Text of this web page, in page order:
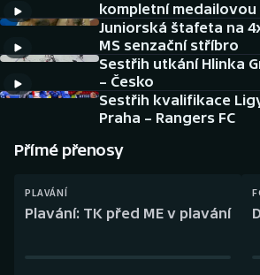
Cyklistika
DALŠÍ SPORTY
Americký fotbal
Baseball a softbal
Basketbal
NEPŘEHLÉDNĚTE
Soutěže
Historické návraty
kompletní medailovou
Juniorská štafeta na
MS senzační stříbro
Sestřih utkání Hlinka
– Česko
Sestřih kvalifikace
Praha – Rangers FC
Přímé přenosy
PLAVÁNÍ
Plavání: TK před ME v plavání